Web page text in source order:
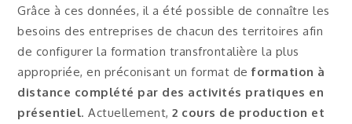
Grâce à ces données, il a été possible de connaître les
besoins des entreprises de chacun des territoires afin
de configurer la formation transfrontalière la plus
appropriée, en préconisant un format deformation à
distance complété par des activités pratiques en
présentiel. Actuellement,2 cours de production et